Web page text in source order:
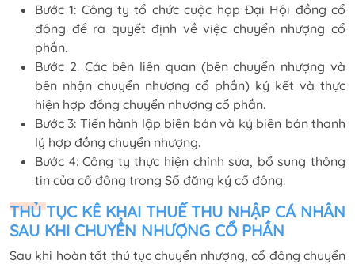
Bước 1: Công ty tổ chức cuộc họp Đại Hội đồng cổ
đông để ra quyết định về việc chuyển nhượng cổ
phần.
Bước 2. Các bên liên quan (bên chuyển nhượng và
bên nhận chuyển nhượng cổ phần) ký kết và thực
hiện hợp đồng chuyển nhượng cổ phần.
Bước 3: Tiến hành lập biên bản và ký biên bản thanh
lý hợp đồng chuyển nhượng.
Bước 4: Công ty thực hiện chỉnh sửa, bổ sung thông
tin của cổ đông trong Sổ đăng ký cổ đông.
THỦ TỤC KÊ KHAI THUẾ THU NHẬP CÁ NHÂN
SAU KHI CHUYỂN NHƯỢNG CỔ PHẦN
Sau khi hoàn tất thủ tục chuyển nhượng, cổ đông chuyển